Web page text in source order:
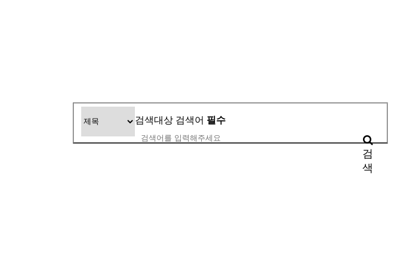
검색대상 검색어 필수
검
색